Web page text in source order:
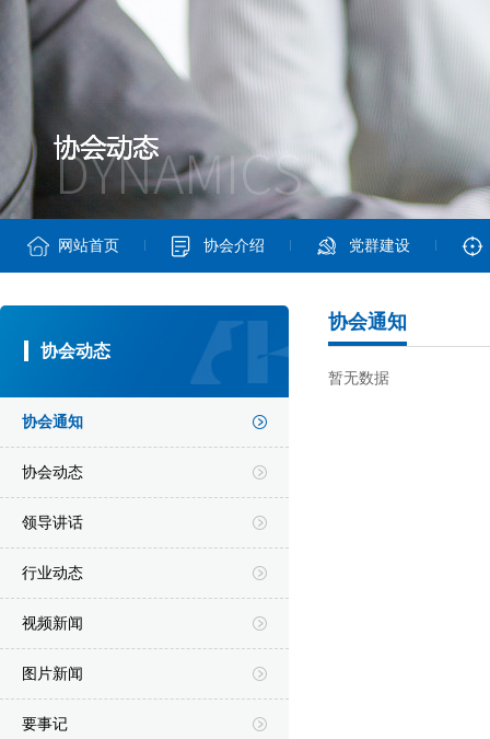
网站首页 协会介绍 党群建设
协会动态
协会通知
协会动态
领导讲话
行业动态
视频新闻
图片新闻
要事记
协会通知
暂无数据